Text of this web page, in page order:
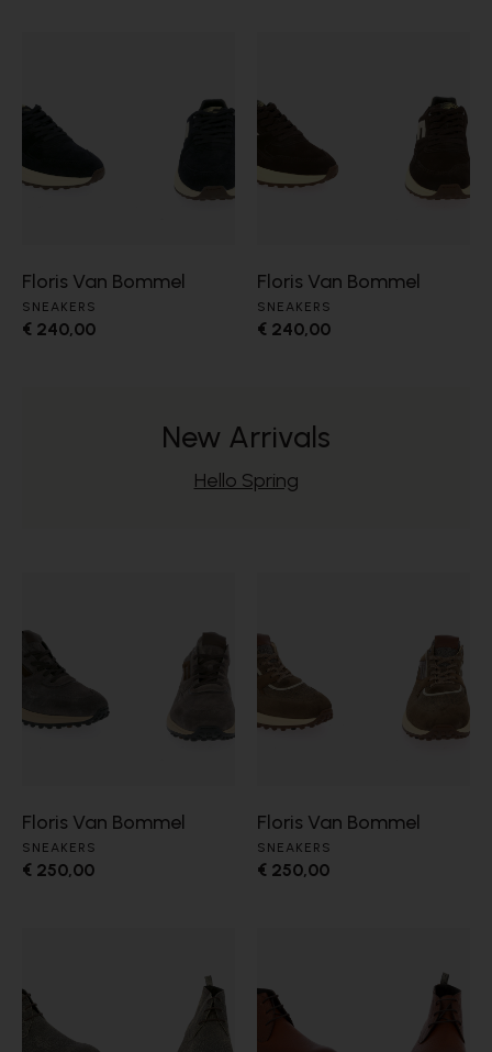
Floris Van Bommel
SNEAKERS
€ 240,00
Floris Van Bommel
SNEAKERS
€ 240,00
New Arrivals
Hello Spring
Floris Van Bommel
SNEAKERS
€ 250,00
Floris Van Bommel
SNEAKERS
€ 250,00